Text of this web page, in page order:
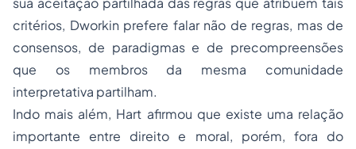
critérios, Dworkin prefere falar não de regras, mas de
consensos, de paradigmas e de precompreensões
que os membros da mesma comunidade
interpretativa partilham.
Indo mais além, Hart afirmou que existe uma relação
importante entre direito e moral, porém, fora do